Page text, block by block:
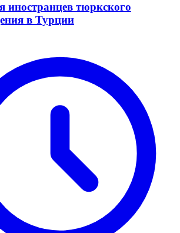
иностранцев тюркского
в Турции